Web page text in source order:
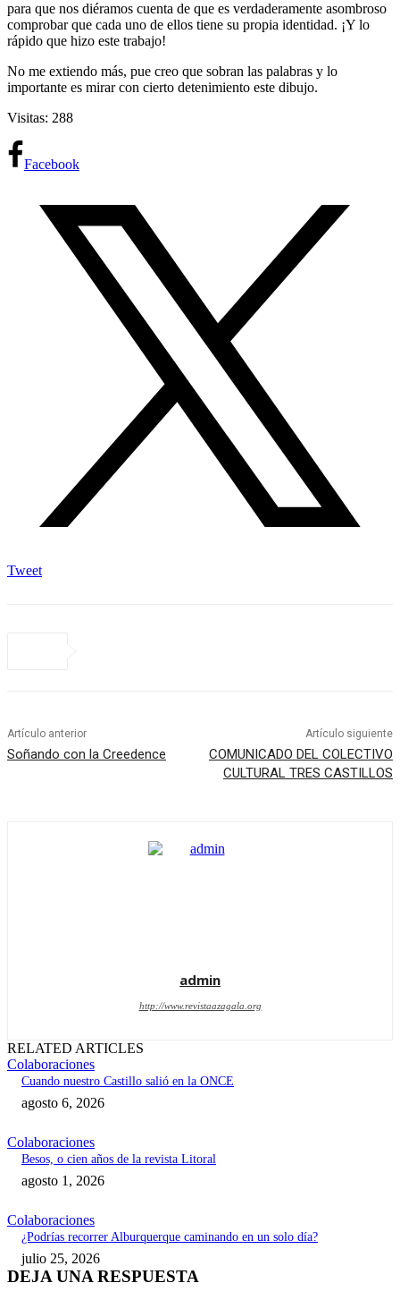
para que nos diéramos cuenta de que es verdaderamente asombroso
comprobar que cada uno de ellos tiene su propia identidad. ¡Y lo
rápido que hizo este trabajo!
No me extiendo más, pue creo que sobran las palabras y lo
importante es mirar con cierto detenimiento este dibujo.
Visitas: 288
Facebook
Tweet
Artículo anterior
Soñando con la Creedence
Artículo siguiente
COMUNICADO DEL COLECTIVO
CULTURAL TRES CASTILLOS
admin
http://www.revistaazagala.org
RELATED ARTICLES
Colaboraciones
Cuando nuestro Castillo salió en la ONCE
agosto 6, 2026
Colaboraciones
Besos, o cien años de la revista Litoral
agosto 1, 2026
Colaboraciones
¿Podrías recorrer Alburquerque caminando en un solo día?
julio 25, 2026
DEJA UNA RESPUESTA